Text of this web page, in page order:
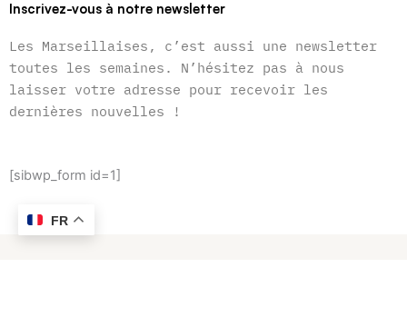
Inscrivez-vous à notre newsletter
Les Marseillaises, c’est aussi une newsletter
toutes les semaines. N’hésitez pas à nous
laisser votre adresse pour recevoir les
dernières nouvelles !
[sibwp_form id=1]
FR